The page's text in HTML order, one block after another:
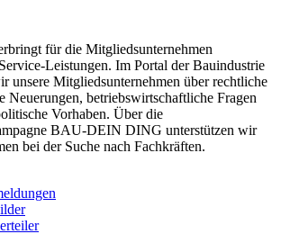
für die Mitgliedsunternehmen
Leistungen. Im Portal der Bauindustrie
unsere Mitgliedsunternehmen über rechtliche
Neuerungen, betriebswirtschaftliche Fragen
Vorhaben. Über die
BAU-DEIN DING unterstützen wir
bei der Suche nach Fachkräften.